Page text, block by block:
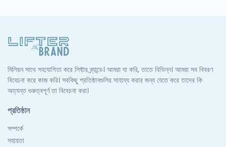
মিলিয়ন সাথে সহযোগিতা করে লিফ্টার ব্র্যান্ডে। আমরা যা করি, তাতে বিভিন্ন। আমরা সব বিবরণ
বিবেচনা করে কাজ করি। সবকিছু প্রতিষ্ঠানগুলির সাহায্য করার জন্য যেতে করে তাদের কি
অত্যন্ত গুরুত্বপূর্ণ তা বিবেচনা করা।
প্রতিষ্ঠান
সম্পর্কে
সহায়তা